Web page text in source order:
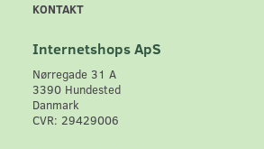
KONTAKT
Internetshops ApS
Nørregade 31 A
3390 Hundested
Danmark
CVR: 29429006